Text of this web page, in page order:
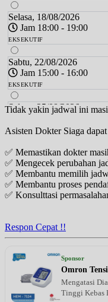
Selasa, 18/08/2026
Jam 18:00 - 19:00
EKSEKUTIF
Sabtu, 22/08/2026
Jam 15:00 - 16:00
EKSEKUTIF
Selasa, 25/08/2026
Jam 18:00 - 19:00
EKSEKUTIF
Sabtu, 29/08/2026
Jam 15:00 - 16:00
EKSEKUTIF
Selasa, 01/09/2026
Jam 15:00 - 16:00
Tidak yakin jadwal ini
Asisten Dokter Siaga
✅ Memastikan dokter
✅ Mengecek perubahan
✅ Membantu memilih
✅ Membantu proses
✅ Konsulttasi
Respon Cepat !!
Sponsor
Omron
Mengatasi
Tinggi Kebas